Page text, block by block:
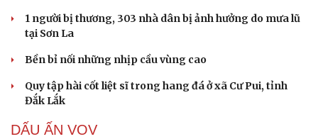
1 người bị thương, 303 nhà dân bị ảnh hưởng do mưa lũ
tại Sơn La
Bền bỉ nối những nhịp cầu vùng cao
Quy tập hài cốt liệt sĩ trong hang đá ở xã Cư Pui, tỉnh
Đắk Lắk
DẤU ẤN VOV